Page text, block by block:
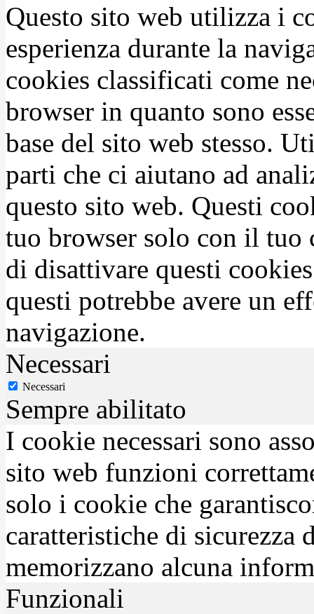
Questo sito web utilizza i
esperienza durante la
cookies classificati come
browser in quanto sono
base del sito web stesso.
parti che ci aiutano ad
questo sito web. Questi
tuo browser solo con il tuo
di disattivare questi
questi potrebbe avere un
navigazione.
Necessari
Necessari
Sempre abilitato
I cookie necessari sono
sito web funzioni
solo i cookie che
caratteristiche di sicurezza
memorizzano alcuna
Funzionali